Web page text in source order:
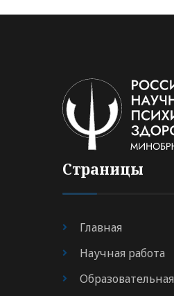
Страницы
Главная
Научная работа
Образовательная